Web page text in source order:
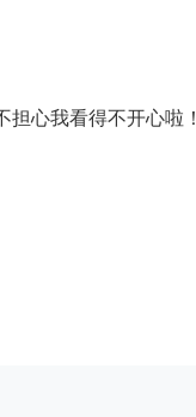
心我看得不开心啦！